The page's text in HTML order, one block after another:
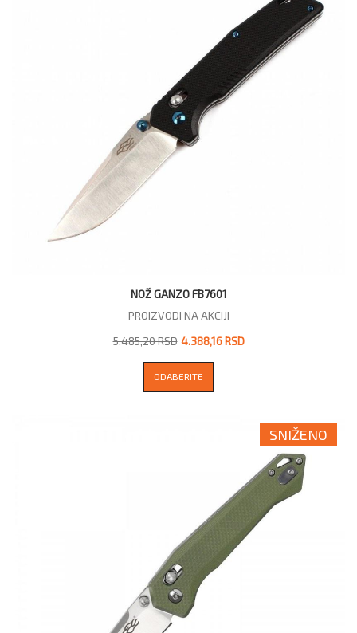
NOŽ GANZO FB7601
PROIZVODI NA AKCIJI
5.485,20 RSD 4.388,16 RSD
ODABERITE
SNIŽENO